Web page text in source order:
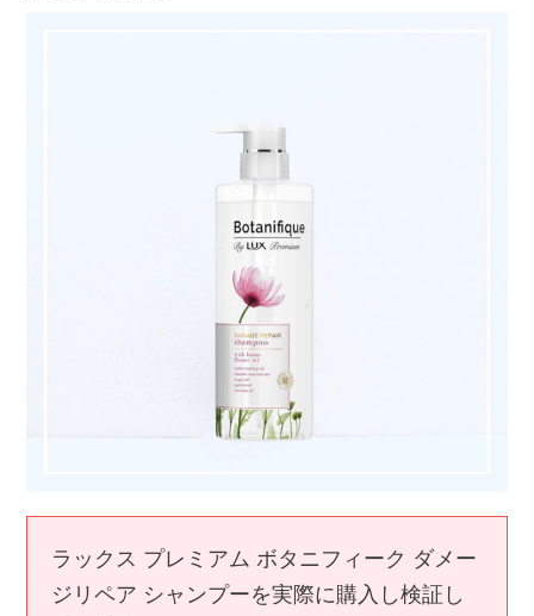
ラックス プレミアム ボタニフィーク ダメー
ジリペア シャンプーを実際に購入し検証し